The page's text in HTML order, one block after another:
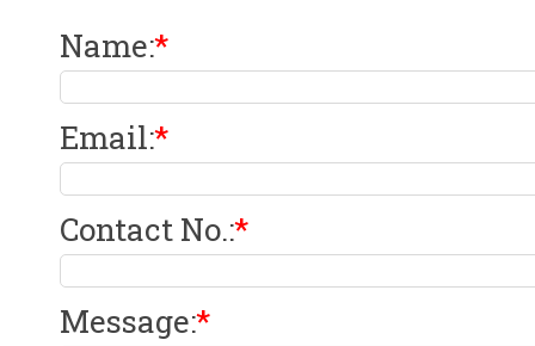
Name:*
Email:*
Contact No.:*
Message:*